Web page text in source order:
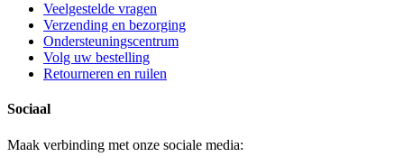
Veelgestelde vragen
Verzending en bezorging
Ondersteuningscentrum
Volg uw bestelling
Retourneren en ruilen
Sociaal
Maak verbinding met onze sociale media: